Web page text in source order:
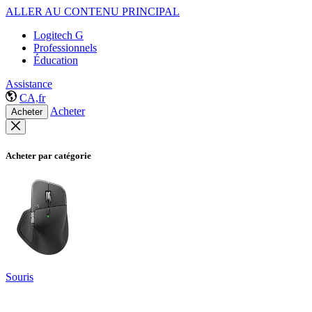
ALLER AU CONTENU PRINCIPAL
Logitech G
Professionnels
Éducation
Assistance
CA,fr
Acheter Acheter
Acheter par catégorie
Souris